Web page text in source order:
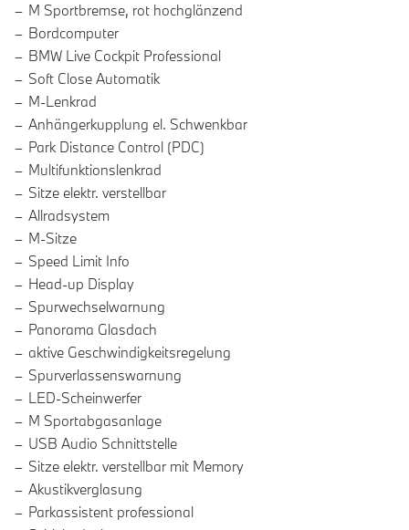
M Sportbremse, rot hochglänzend
Bordcomputer
BMW Live Cockpit Professional
Soft Close Automatik
M-Lenkrad
Anhängerkupplung el. Schwenkbar
Park Distance Control (PDC)
Multifunktionslenkrad
Sitze elektr. verstellbar
Allradsystem
M-Sitze
Speed Limit Info
Head-up Display
Spurwechselwarnung
Panorama Glasdach
aktive Geschwindigkeitsregelung
Spurverlassenswarnung
LED-Scheinwerfer
M Sportabgasanlage
USB Audio Schnittstelle
Sitze elektr. verstellbar mit Memory
Akustikverglasung
Parkassistent professional